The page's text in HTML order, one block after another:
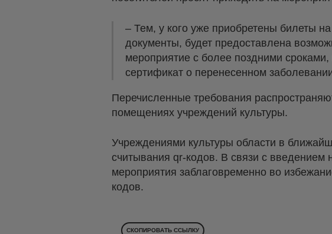
– Тем, у кого уже приобретены билеты
документы, будет предоставлена
мероприятие с более поздними
сертификат о перенесенном
Перечисленные требования
помещениях учреждений культуры.
Учреждениями культуры области в
считывания qr-кодов. В связи с введением
мероприятия заблаговременно во
кодов.
СКОПИРОВАТЬ ССЫЛКУ